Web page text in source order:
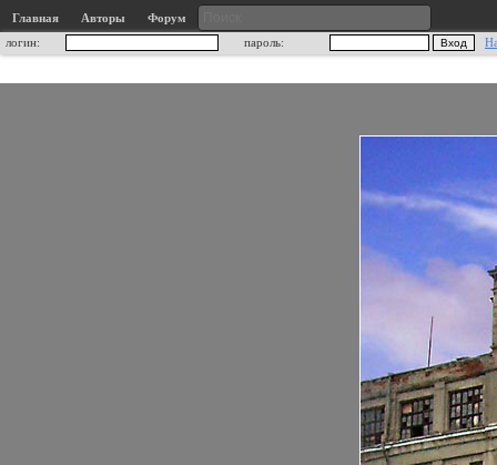
Главная Авторы
Форум
логин:
пароль: